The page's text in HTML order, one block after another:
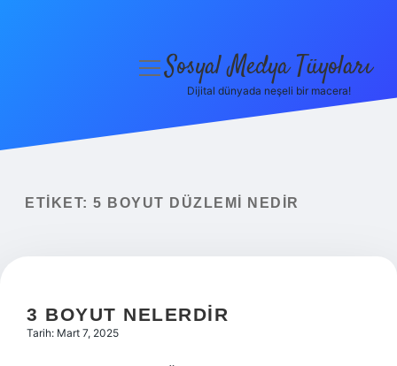
Yasal Uyarı
menüyüSosyal Medya Tüyoları
Dijital dünyada neşeli bir macera!
ETIKET: 5 BOYUT DÜZLEMI NEDIR
3 BOYUT NELERDIR
Tarih: Mart 7, 2025